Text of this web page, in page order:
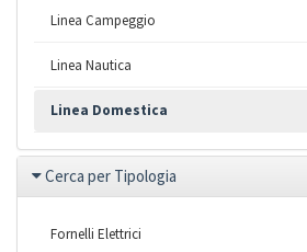
Linea Campeggio
Linea Nautica
Linea Domestica
Cerca per Tipologia
Fornelli Elettrici